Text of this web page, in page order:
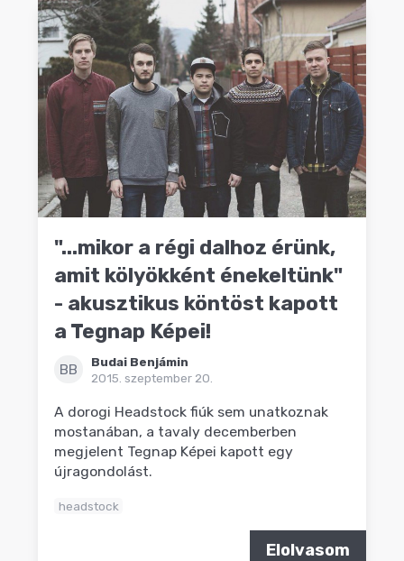
"...mikor a régi dalhoz érünk,
amit kölyökként énekeltünk"
- akusztikus köntöst kapott
a Tegnap Képei!
BB
Budai Benjámin
2015. szeptember 20.
A dorogi Headstock fiúk sem unatkoznak
mostanában, a tavaly decemberben
megjelent Tegnap Képei kapott egy
újragondolást.
headstock
Elolvasom